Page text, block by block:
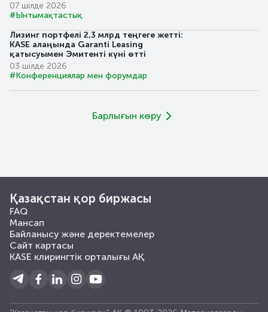
07 шілде 2026
#Ынтымақтастық
Лизинг портфелі 2,3 млрд теңгеге жетті:
KASE алаңында Garanti Leasing
қатысуымен Эмитенті күні өтті
03 шілде 2026
#Конференциялар мен форумдар
Барлығын көру
Қазақстан қор биржасы
FAQ
Мансап
Байланысу және деректемелер
Сайт картасы
KASE клирингтік орталығы АҚ